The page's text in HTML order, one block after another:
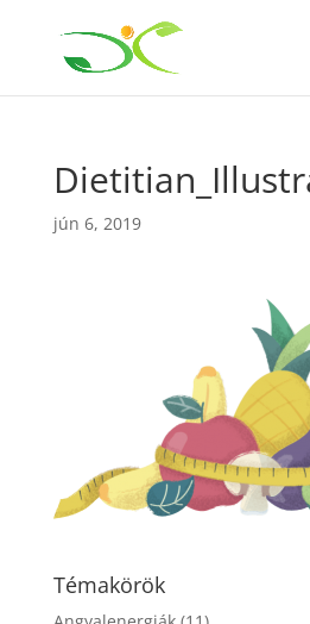
jún 6, 2019
Témakörök